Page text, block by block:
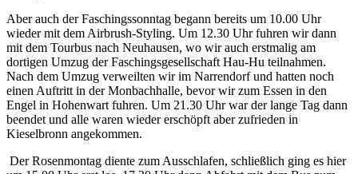
Aber auch der Faschingssonntag begann bereits um 10.00 Uhr
wieder mit dem Airbrush-Styling. Um 12.30 Uhr fuhren wir dann
mit dem Tourbus nach Neuhausen, wo wir auch erstmalig am
dortigen Umzug der Faschingsgesellschaft Hau-Hu teilnahmen.
Nach dem Umzug verweilten wir im Narrendorf und hatten noch
einen Auftritt in der Monbachhalle, bevor wir zum Essen in den
Engel in Hohenwart fuhren. Um 21.30 Uhr war der lange Tag dann
beendet und alle waren wieder erschöpft aber zufrieden in
Kieselbronn angekommen.
Der Rosenmontag diente zum Ausschlafen, schließlich ging es hier